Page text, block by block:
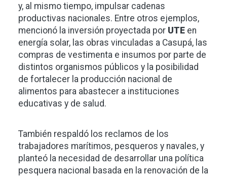
y, al mismo tiempo, impulsar cadenas
productivas nacionales. Entre otros ejemplos,
mencionó la inversión proyectada por UTE en
energía solar, las obras vinculadas a Casupá, las
compras de vestimenta e insumos por parte de
distintos organismos públicos y la posibilidad
de fortalecer la producción nacional de
alimentos para abastecer a instituciones
educativas y de salud.
También respaldó los reclamos de los
trabajadores marítimos, pesqueros y navales, y
planteó la necesidad de desarrollar una política
pesquera nacional basada en la renovación de la